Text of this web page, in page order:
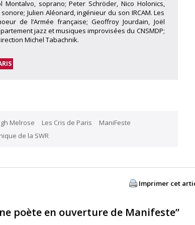
Montalvo, soprano; Peter Schröder, Nico Holonics,
Julien Aléonard, ingénieur du son IRCAM. Les
de l’Armée française; Geoffroy Jourdain, Joël
jazz et musiques improvisées du CNSMDP;
Michel Tabachnik.
Melrose Les Cris de Paris
ManiFeste
de la SWR
Imprimer cet
poète en ouverture de Manifeste”